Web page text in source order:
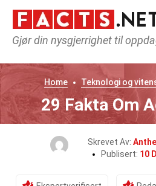
Gjør din nysgjerrighet til
Home Teknologi og
29 Fakta Om
Skrevet Av:
Publisert: 10